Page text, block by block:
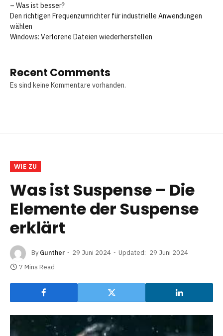
– Was ist besser?
Den richtigen Frequenzumrichter für industrielle Anwendungen
wählen
Windows: Verlorene Dateien wiederherstellen
Recent Comments
Es sind keine Kommentare vorhanden.
WIE ZU
Was ist Suspense – Die
Elemente der Suspense
erklärt
By Gunther 29 Juni 2024 Updated: 29 Juni 2024
7 Mins Read